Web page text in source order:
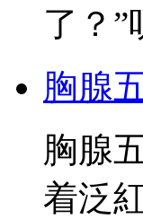
了？
胸腺
胸腺
着泛